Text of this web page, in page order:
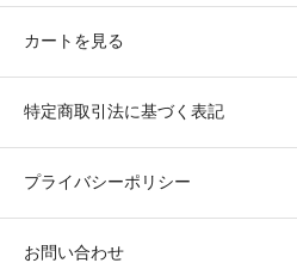
カートを見る
特定商取引法に基づく表記
プライバシーポリシー
お問い合わせ